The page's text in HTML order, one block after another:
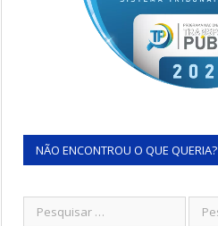
NÃO ENCONTROU O QUE QUERIA?